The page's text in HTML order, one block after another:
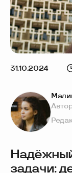
31.10.2024
задачи: